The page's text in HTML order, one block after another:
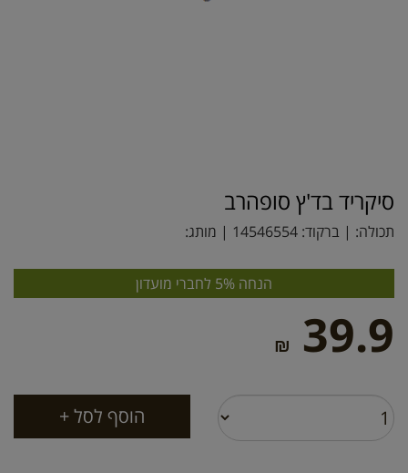
סיקריד בד'ץ סופהרב
תכולה: | ברקוד: 14546554 | מותג:
הנחה 5% לחברי מועדון
39.9
₪